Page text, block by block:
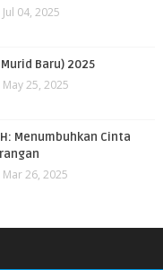
Jul 04, 2025
Baru) 2025
May 25, 2025
Menumbuhkan Cinta
Mar 26, 2025